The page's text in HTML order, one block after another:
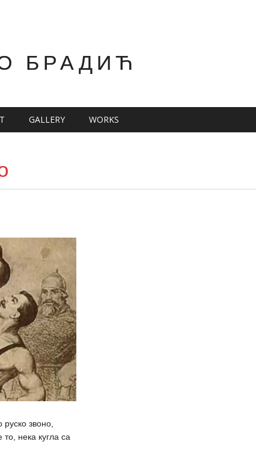
БРАДИЋ
GALLERY WORKS
руско звоно,
нека кугла са